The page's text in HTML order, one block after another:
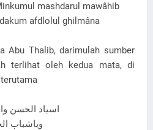
mashdarul mawâhib
afdlolul ghilmâna
Abu Thalib, darimulah sumber
terlihat oleh kedua mata, di
اسياد الحسن
وياشباب